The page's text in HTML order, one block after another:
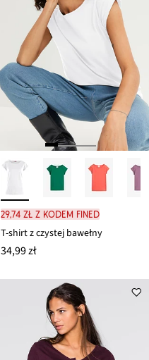
29,74 zł z kodem FINED
T-shirt z czystej bawełny
34,99 zł